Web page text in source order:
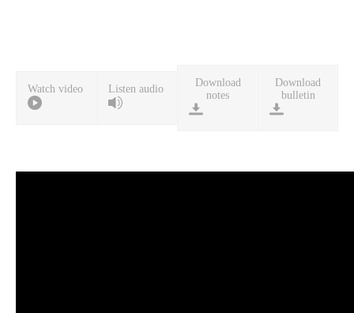
Watch video Listen audio
Download
notes
Download
bulletin